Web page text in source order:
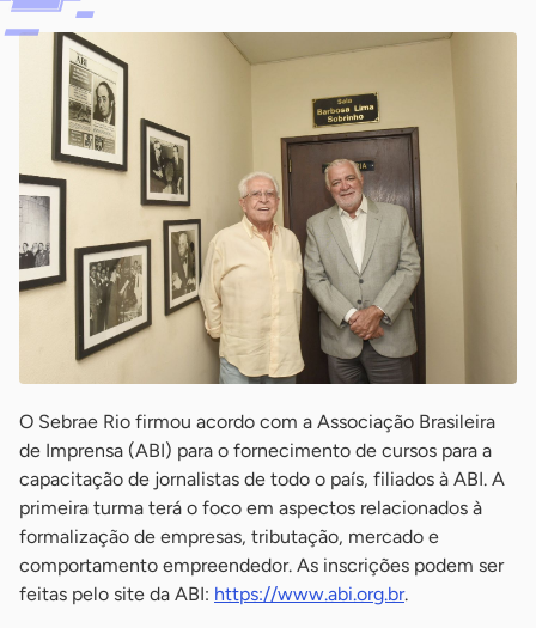
O Sebrae Rio firmou acordo com a Associação Brasileira
de Imprensa (ABI) para o fornecimento de cursos para a
capacitação de jornalistas de todo o país, filiados à ABI. A
primeira turma terá o foco em aspectos relacionados à
formalização de empresas, tributação, mercado e
comportamento empreendedor. As inscrições podem ser
feitas pelo site da ABI: https://www.abi.org.br.